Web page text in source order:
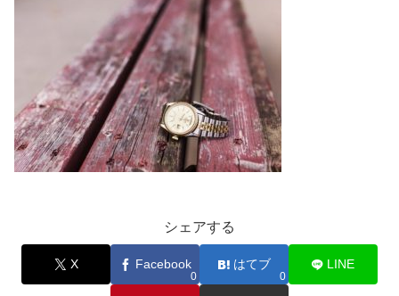
シェアする
X Facebook
0
はてブ
0
LINE